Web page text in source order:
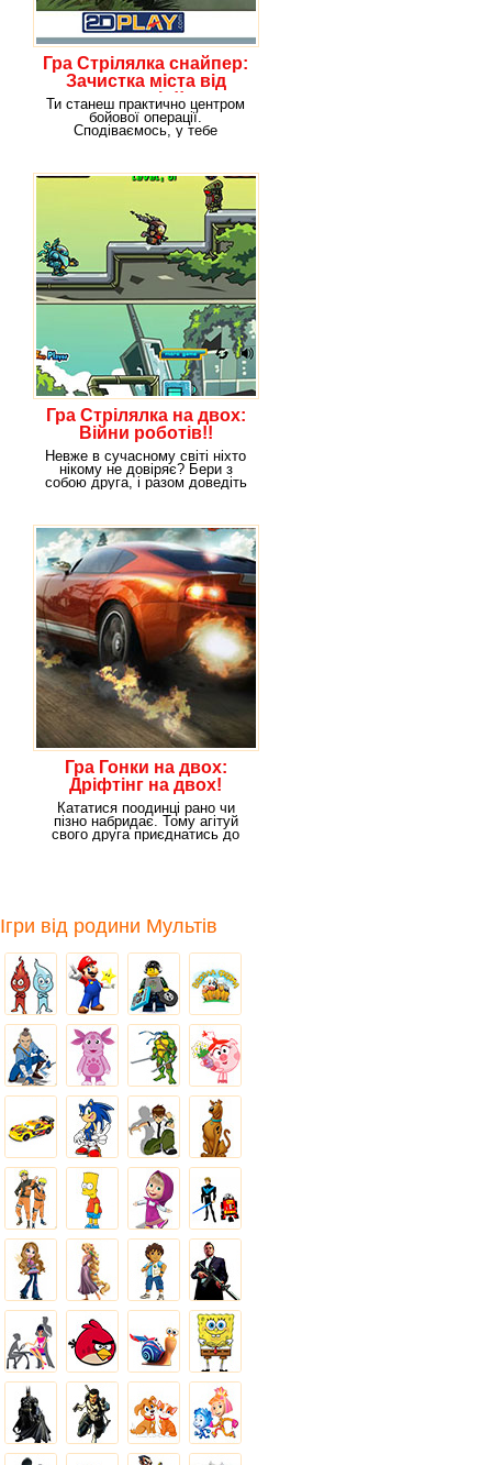
Гра Стрілялка снайпер:
Зачистка міста від
ворогів!!
Ти станеш практично центром
бойової операції.
Сподіваємось, у тебе
Гра Стрілялка на двох:
Війни роботів!!
Невже в сучасному світі ніхто
нікому не довіряє? Бери з
собою друга, і разом доведіть
Гра Гонки на двох:
Дріфтінг на двох!
Кататися поодинці рано чи
пізно набридає. Тому агітуй
свого друга приєднатись до
Ігри від родини Мультів